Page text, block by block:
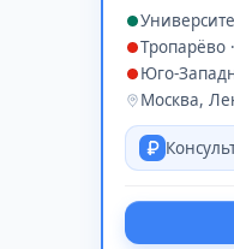
Тропарёво
Юго-
Москва,